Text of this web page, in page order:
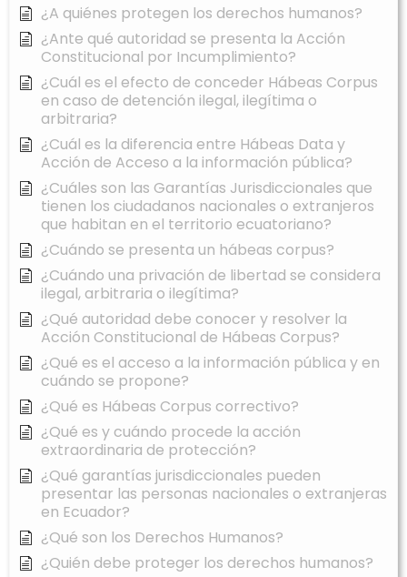
¿A quiénes protegen los derechos humanos?
¿Ante qué autoridad se presenta la Acción
Constitucional por Incumplimiento?
¿Cuál es el efecto de conceder Hábeas Corpus
en caso de detención ilegal, ilegítima o
arbitraria?
¿Cuál es la diferencia entre Hábeas Data y
Acción de Acceso a la información pública?
¿Cuáles son las Garantías Jurisdiccionales que
tienen los ciudadanos nacionales o extranjeros
que habitan en el territorio ecuatoriano?
¿Cuándo se presenta un hábeas corpus?
¿Cuándo una privación de libertad se considera
ilegal, arbitraria o ilegítima?
¿Qué autoridad debe conocer y resolver la
Acción Constitucional de Hábeas Corpus?
¿Qué es el acceso a la información pública y en
cuándo se propone?
¿Qué es Hábeas Corpus correctivo?
¿Qué es y cuándo procede la acción
extraordinaria de protección?
¿Qué garantías jurisdiccionales pueden
presentar las personas nacionales o extranjeras
en Ecuador?
¿Qué son los Derechos Humanos?
¿Quién debe proteger los derechos humanos?